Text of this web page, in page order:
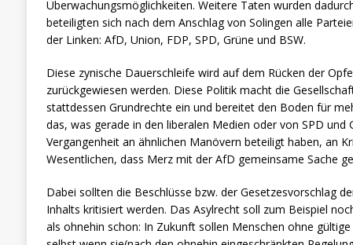
Überwachungsmöglichkeiten. Weitere Taten wurden
beteiligten sich nach dem Anschlag von Solingen alle
der Linken: AfD, Union, FDP, SPD, Grüne und BSW.
Diese zynische Dauerschleife wird auf dem Rücken der
zurückgewiesen werden. Diese Politik macht die
stattdessen Grundrechte ein und bereitet den Boden für
das, was gerade in den liberalen Medien oder von SPD und
Vergangenheit an ähnlichen Manövern beteiligt haben, an
Wesentlichen, dass Merz mit der AfD gemeinsame Sache
Dabei sollten die Beschlüsse bzw. der Gesetzesvorschlag
Inhalts kritisiert werden. Das Asylrecht soll zum Beispiel
als ohnehin schon: In Zukunft sollen Menschen ohne